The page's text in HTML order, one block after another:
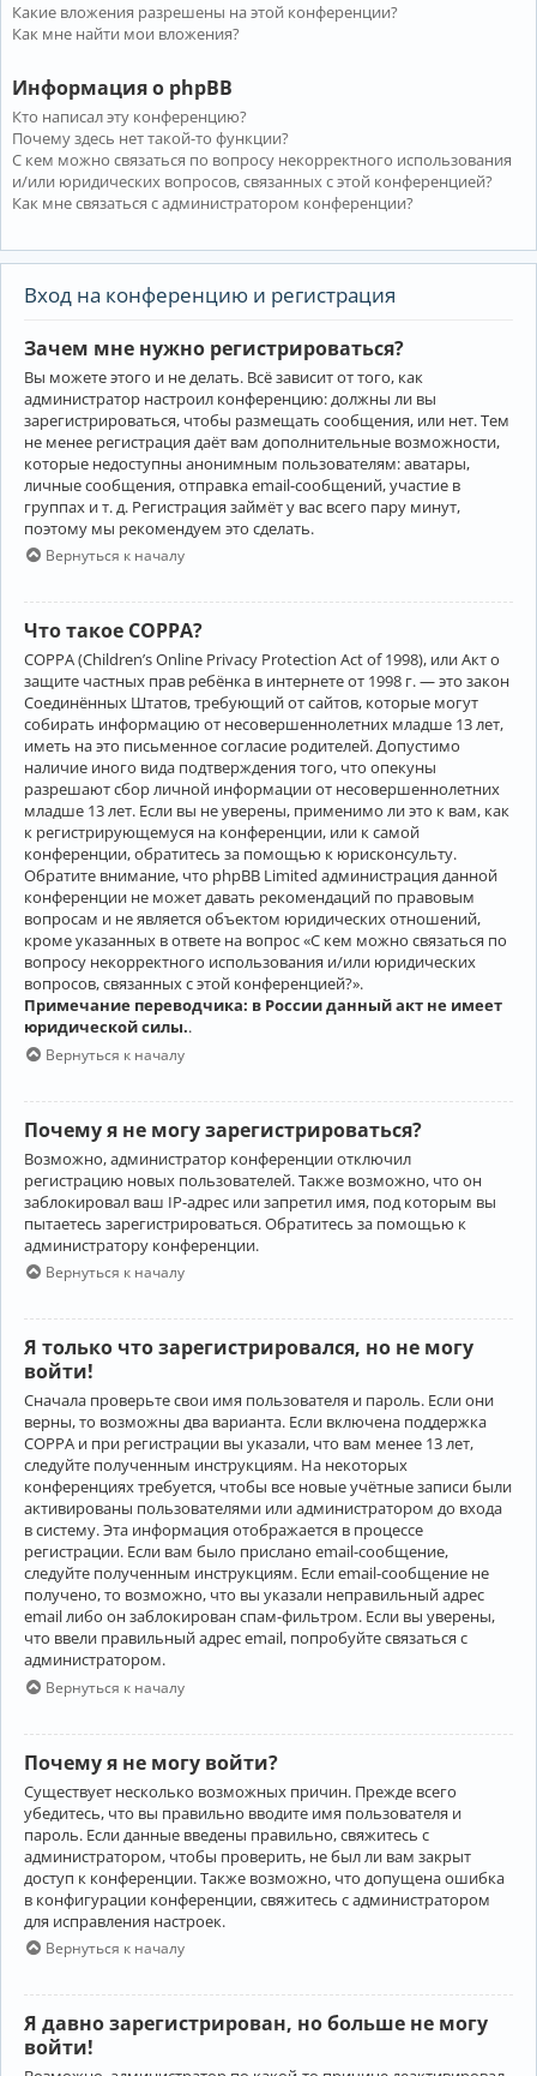
Какие вложения разрешены на этой конференции?
Как мне найти мои вложения?
Информация о phpBB
Кто написал эту конференцию?
Почему здесь нет такой-то функции?
С кем можно связаться по вопросу некорректного использования
и/или юридических вопросов, связанных с этой конференцией?
Как мне связаться с администратором конференции?
Вход на конференцию и регистрация
Зачем мне нужно регистрироваться?
Вы можете этого и не делать. Всё зависит от того, как
администратор настроил конференцию: должны ли вы
зарегистрироваться, чтобы размещать сообщения, или нет. Тем
не менее регистрация даёт вам дополнительные возможности,
которые недоступны анонимным пользователям: аватары,
личные сообщения, отправка email-сообщений, участие в
группах и т. д. Регистрация займёт у вас всего пару минут,
поэтому мы рекомендуем это сделать.
Вернуться к началу
Что такое COPPA?
COPPA (Children’s Online Privacy Protection Act of 1998), или Акт о
защите частных прав ребёнка в интернете от 1998 г. — это закон
Соединённых Штатов, требующий от сайтов, которые могут
собирать информацию от несовершеннолетних младше 13 лет,
иметь на это письменное согласие родителей. Допустимо
наличие иного вида подтверждения того, что опекуны
разрешают сбор личной информации от несовершеннолетних
младше 13 лет. Если вы не уверены, применимо ли это к вам, как
к регистрирующемуся на конференции, или к самой
конференции, обратитесь за помощью к юрисконсульту.
Обратите внимание, что phpBB Limited администрация данной
конференции не может давать рекомендаций по правовым
вопросам и не является объектом юридических отношений,
кроме указанных в ответе на вопрос «С кем можно связаться по
вопросу некорректного использования и/или юридических
вопросов, связанных с этой конференцией?».
Примечание переводчика: в России данный акт не имеет
юридической силы..
Вернуться к началу
Почему я не могу зарегистрироваться?
Возможно, администратор конференции отключил
регистрацию новых пользователей. Также возможно, что он
заблокировал ваш IP-адрес или запретил имя, под которым вы
пытаетесь зарегистрироваться. Обратитесь за помощью к
администратору конференции.
Вернуться к началу
Я только что зарегистрировался, но не могу
войти!
Сначала проверьте свои имя пользователя и пароль. Если они
верны, то возможны два варианта. Если включена поддержка
COPPA и при регистрации вы указали, что вам менее 13 лет,
следуйте полученным инструкциям. На некоторых
конференциях требуется, чтобы все новые учётные записи были
активированы пользователями или администратором до входа
в систему. Эта информация отображается в процессе
регистрации. Если вам было прислано email-сообщение,
следуйте полученным инструкциям. Если email-сообщение не
получено, то возможно, что вы указали неправильный адрес
email либо он заблокирован спам-фильтром. Если вы уверены,
что ввели правильный адрес email, попробуйте связаться с
администратором.
Вернуться к началу
Почему я не могу войти?
Существует несколько возможных причин. Прежде всего
убедитесь, что вы правильно вводите имя пользователя и
пароль. Если данные введены правильно, свяжитесь с
администратором, чтобы проверить, не был ли вам закрыт
доступ к конференции. Также возможно, что допущена ошибка
в конфигурации конференции, свяжитесь с администратором
для исправления настроек.
Вернуться к началу
Я давно зарегистрирован, но больше не могу
войти!